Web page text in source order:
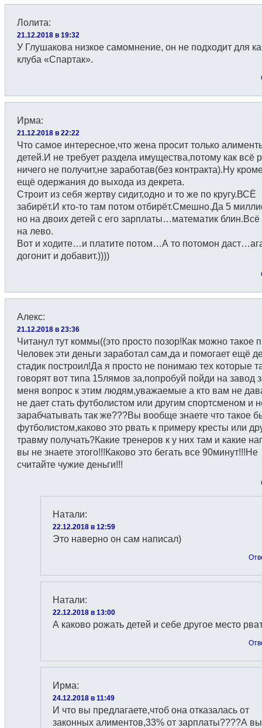
Лолита:
21.12.2018 в 19:32
У Глушакова низкое самомнение, он не подходит для
клуба «Спартак».
Ирма:
21.12.2018 в 22:22
Что самое интересное,что жена просит только
детей.И не требует раздела имущества,потому как всё
ничего не получит,не заработав(без контракта).Ну
ещё одержания до выхода из декрета.
Строит из себя жертву сидит,одно и то же по кругу.ВСЁ
забирёт.И кто-то там потом отбирёт.Смешно.Да 5
но на двоих детей с его зарплаты…математик блин.Всё
на лево.
Вот и ходите…и платите потом…А то потомон
догонит и добавит.))))
Алекс:
21.12.2018 в 23:36
Читанул тут коммы((это просто позор!Как можно такое
Человек эти деньги заработал сам,да и помогает ещё
стадик построил!Да я просто не понимаю тех которые
говорят вот типа 15лямов за,попробуй пойди на завод
меня вопрос к этим людям,уважаемые а кто вам не
не дает стать футболистом или другим спортсменом и
зарабчатывать так же???Вы вообще знаете что такое
футболистом,каково это рвать к примеру кресты или
травму получать?Какие тренеров к у них там и какие
вы не знаете этого!!!Каково это бегать все 90минут!!!Не
считайте чужие деньги!!!
Натали:
22.12.2018 в 12:59
Это наверно он сам написал)
Натали:
22.12.2018 в 13:00
А каково рожать детей и себе другое место
Ирма:
24.12.2018 в 11:49
И что вы предлагаете,чтоб она отказалась от
законных алиментов,33% от зарплаты????А